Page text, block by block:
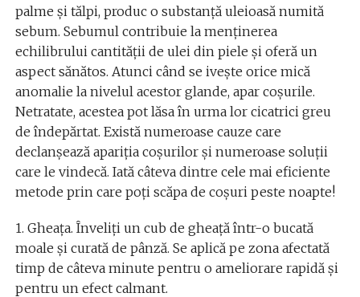
palme și tălpi, produc o substanță uleioasă numită
sebum. Sebumul contribuie la menținerea
echilibrului cantității de ulei din piele și oferă un
aspect sănătos. Atunci când se ivește orice mică
anomalie la nivelul acestor glande, apar coșurile.
Netratate, acestea pot lăsa în urma lor cicatrici greu
de îndepărtat. Există numeroase cauze care
declanșează apariția coșurilor și numeroase soluții
care le vindecă. Iată câteva dintre cele mai eficiente
metode prin care poți scăpa de coșuri peste noapte!
1. Gheața. Înveliți un cub de gheață într-o bucată
moale și curată de pânză. Se aplică pe zona afectată
timp de câteva minute pentru o ameliorare rapidă și
pentru un efect calmant.